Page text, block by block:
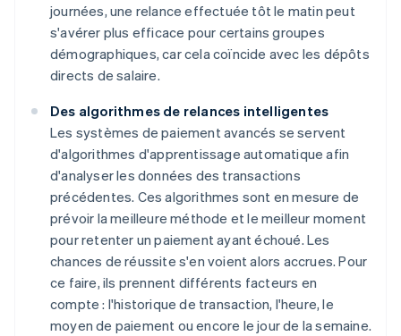
journées, une relance effectuée tôt le matin peut
s'avérer plus efficace pour certains groupes
démographiques, car cela coïncide avec les dépôts
directs de salaire.
Des algorithmes de relances intelligentes
Les systèmes de paiement avancés se servent
d'algorithmes d'apprentissage automatique afin
d'analyser les données des transactions
précédentes. Ces algorithmes sont en mesure de
prévoir la meilleure méthode et le meilleur moment
pour retenter un paiement ayant échoué. Les
chances de réussite s'en voient alors accrues. Pour
ce faire, ils prennent différents facteurs en
compte : l'historique de transaction, l'heure, le
moyen de paiement ou encore le jour de la semaine.